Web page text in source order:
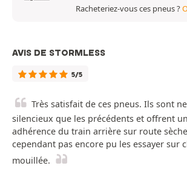
Racheteriez-vous ces pneus ?
AVIS DE STORMLESS
5/5
Très satisfait de ces pneus. Ils sont
silencieux que les précédents et offrent
adhérence du train arrière sur route
cependant pas encore pu les essayer sur
mouillée.